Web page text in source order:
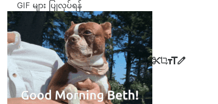
GIF များ ပြုလုပ်ရန်